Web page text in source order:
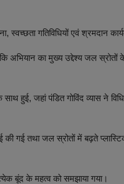
स्वच्छता गतिविधियों एवं श्रमदान
अभियान का मुख्य उद्देश्य जल
हुई, जहां पंडित गोविंद व्यास ने
गई तथा जल स्रोतों में बढ़ते
बूंद के महत्व को समझाया गया।